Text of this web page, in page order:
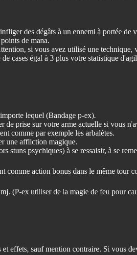
des dégâts à un ennemi à portée de
de mana.
si vous avez utilisé une technique,
cases égal à 3 plus votre statistique
lequel (Bandage p-ex).
prise sur votre arme actuelle si vous
comme par exemple les arbalètes.
une affliction magique.
psychiques) à se ressaisir, à se
comme action bonus dans le même tour
(P-ex utiliser de la magie de feu pour
effets, sauf mention contraire. Si vous